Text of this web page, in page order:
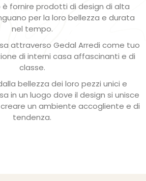
fornire prodotti di design di alta
per la loro bellezza e durata
nel tempo.
attraverso Gedal Arredi come tuo
di interni casa affascinanti e di
classe.
bellezza dei loro pezzi unici e
in un luogo dove il design si unisce
un ambiente accogliente e di
tendenza.